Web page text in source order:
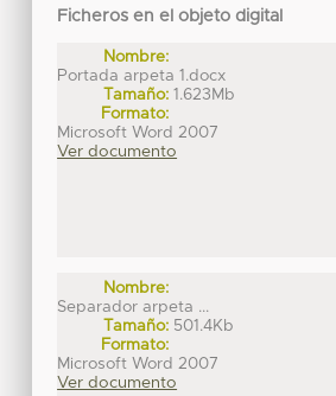
Ficheros en el objeto digital
Nombre:
Portada arpeta 1.docx
Tamaño: 1.623Mb
Formato:
Microsoft Word 2007
Ver documento
Nombre:
Separador arpeta ...
Tamaño: 501.4Kb
Formato:
Microsoft Word 2007
Ver documento